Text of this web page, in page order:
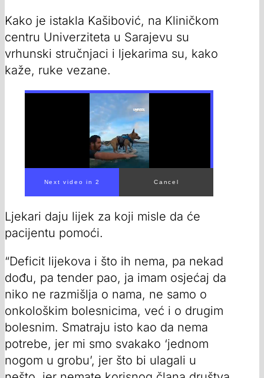
Kako je istakla Kašibović, na Kliničkom
centru Univerziteta u Sarajevu su
vrhunski stručnjaci i ljekarima su, kako
kaže, ruke vezane.
Next video in 1 Cancel
Ljekari daju lijek za koji misle da će
pacijentu pomoći.
“Deficit lijekova i što ih nema, pa nekad
dođu, pa tender pao, ja imam osjećaj da
niko ne razmišlja o nama, ne samo o
onkološkim bolesnicima, već i o drugim
bolesnim. Smatraju isto kao da nema
potrebe, jer mi smo svakako ‘jednom
nogom u grobu’, jer što bi ulagali u